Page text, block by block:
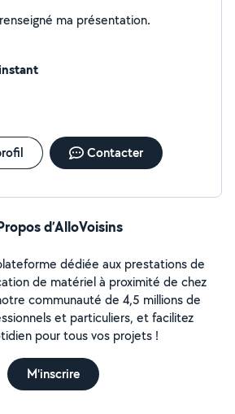
Je n'ai pas encore renseigné ma présentation.
Contacter
d’AlloVoisins
dédiée aux prestations de
de matériel à proximité de chez
communauté de 4,5 millions de
et particuliers, et facilitez
pour tous vos projets !
M'inscrire